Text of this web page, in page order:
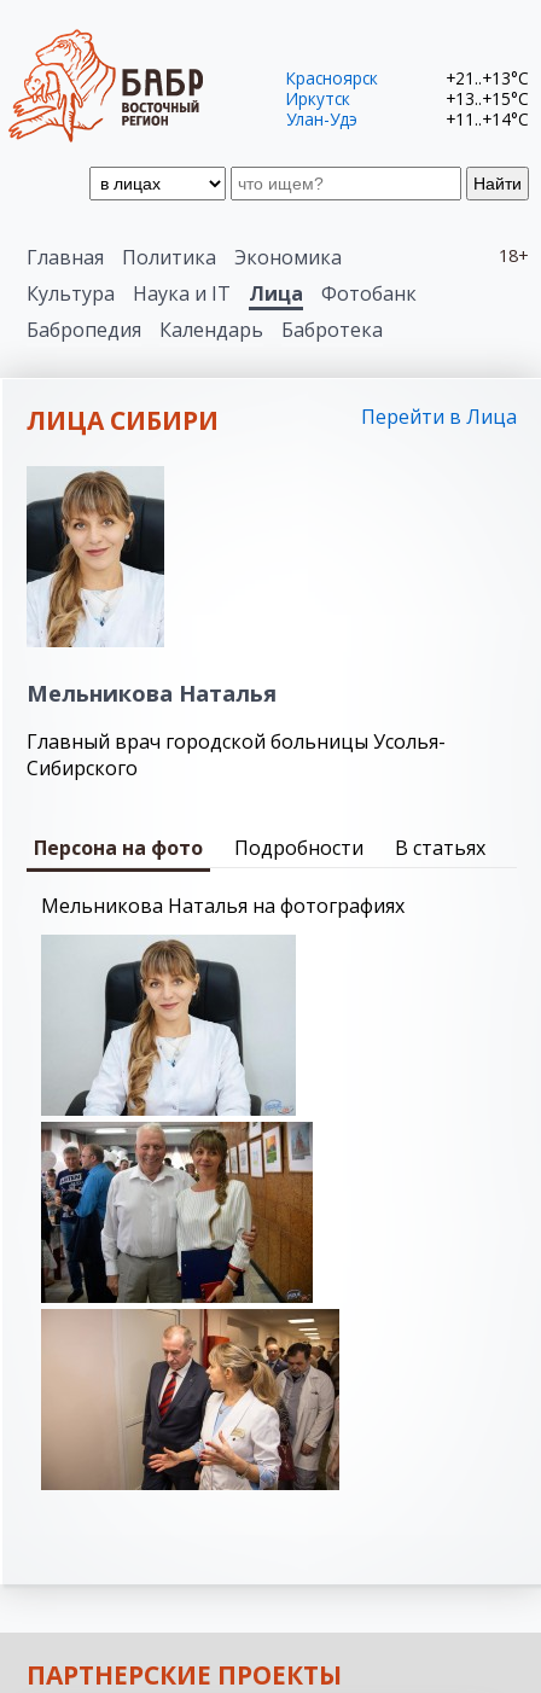
Найти
Красноярск
+21..+13°C
Иркутск
+13..+15°C
Улан-Удэ
+11..+14°C
18+
Главная Политика
Экономика
Культура
Наука и IT Лица
Фотобанк
Бабропедия
Календарь Бабротека
ЛИЦА СИБИРИ Перейти в Лица
Мельникова Наталья
Главный врач городской больницы Усолья-
Сибирского
Персона на фото Подробности В статьях
Мельникова Наталья на фотографиях
ПАРТНЕРСКИЕ ПРОЕКТЫ